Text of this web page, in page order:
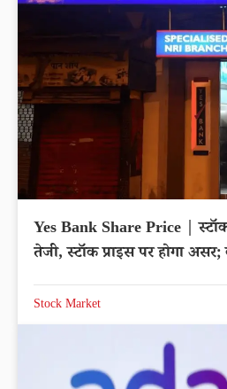
Yes Bank Share Price |
तेजी, स्टॉक प्राइस पर होगा
Stock Market